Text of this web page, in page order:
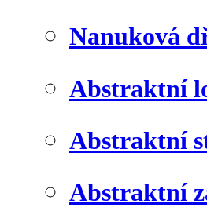
Nanuková
Abstraktní
Abstraktní
Abstraktní